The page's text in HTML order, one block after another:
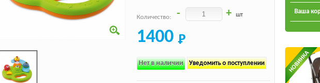
Количество: - + шт
1400
Нет в наличии Уведомить о поступлении
Ваша